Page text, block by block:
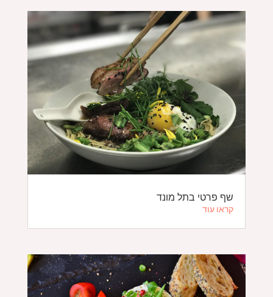
שף פרטי בתל מונד
קראו עוד